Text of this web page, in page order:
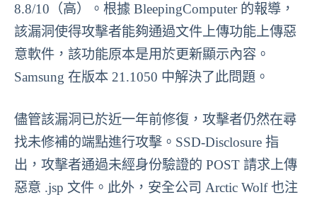
8.8/10（高）。根據 BleepingComputer 的報導，
該漏洞使得攻擊者能夠通過文件上傳功能上傳惡
意軟件，該功能原本是用於更新顯示內容。
Samsung 在版本 21.1050 中解決了此問題。
儘管該漏洞已於近一年前修復，攻擊者仍然在尋
找未修補的端點進行攻擊。SSD-Disclosure 指
出，攻擊者通過未經身份驗證的 POST 請求上傳
惡意 .jsp 文件。此外，安全公司 Arctic Wolf 也注